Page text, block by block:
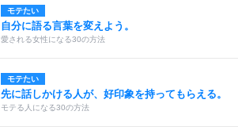
モテたい
自分に語る言葉を変えよう。
愛される女性になる30の方法
モテたい
先に話しかける人が、好印象を持ってもらえる。
モテる人になる30の方法